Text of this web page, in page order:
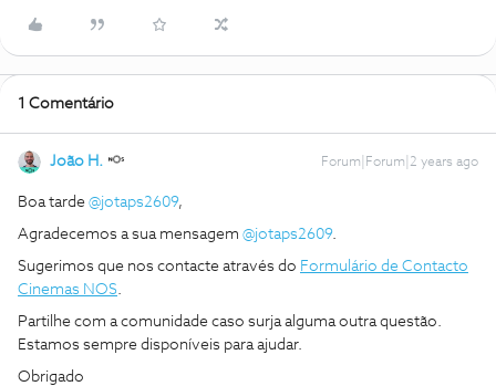
1 Comentário
João H. Forum|Forum|2 years ago
Boa tarde @jotaps2609,
Agradecemos a sua mensagem @jotaps2609.
Sugerimos que nos contacte através do Formulário de Contacto
Cinemas NOS.
Partilhe com a comunidade caso surja alguma outra questão.
Estamos sempre disponíveis para ajudar.
Obrigado